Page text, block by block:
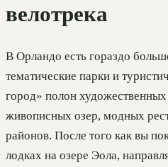
велотрека
В Орландо есть гораздо
тематические парки и
город» полон
живописных озер, модных
районов. После того как вы
лодках на озере Эола,